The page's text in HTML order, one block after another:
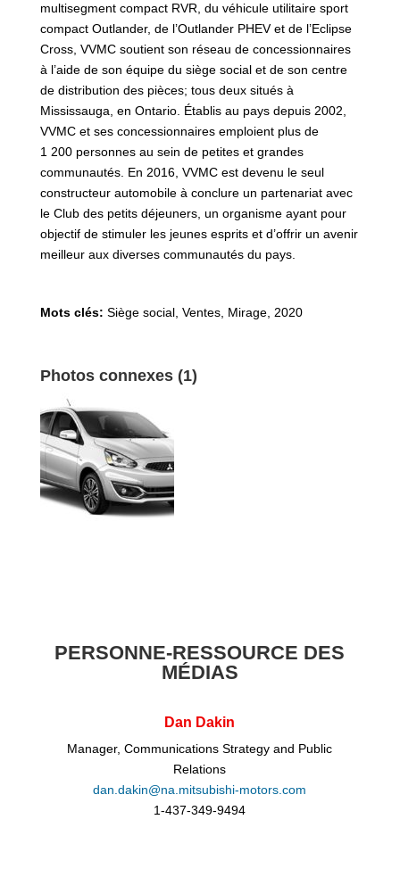
multisegment compact RVR, du véhicule utilitaire sport
compact Outlander, de l’Outlander PHEV et de l’Eclipse
Cross, VVMC soutient son réseau de concessionnaires
à l’aide de son équipe du siège social et de son centre
de distribution des pièces; tous deux situés à
Mississauga, en Ontario. Établis au pays depuis 2002,
VVMC et ses concessionnaires emploient plus de
1 200 personnes au sein de petites et grandes
communautés. En 2016, VVMC est devenu le seul
constructeur automobile à conclure un partenariat avec
le Club des petits déjeuners, un organisme ayant pour
objectif de stimuler les jeunes esprits et d’offrir un avenir
meilleur aux diverses communautés du pays.
Mots clés: Siège social, Ventes, Mirage, 2020
Photos connexes (1)
PERSONNE-RESSOURCE DES
MÉDIAS
Dan Dakin
Manager, Communications Strategy and Public
Relations
dan.dakin@na.mitsubishi-motors.com
1-437-349-9494